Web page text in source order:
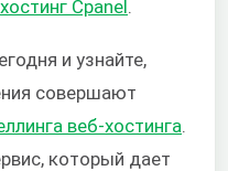
Cpanel
и узнайте,
совершают
веб-хостинга
который дает